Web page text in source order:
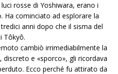
rosse di Yoshiwara, erano i
Ha cominciato ad esplorare la
anni dopo che il sisma del
Tôkyô.
cambiò irrimediabilmente la
e «sporco», gli ricordava
Ecco perché fu attirato da